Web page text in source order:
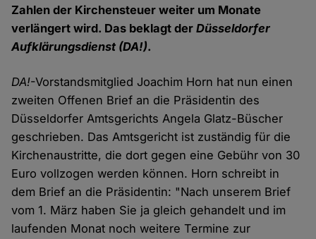
Zahlen der Kirchensteuer weiter um Monate
verlängert wird. Das beklagt derDüsseldorfer
Aufklärungsdienst (DA!).
DA!-Vorstandsmitglied Joachim Horn hat nun einen
zweiten Offenen Brief an die Präsidentin des
Düsseldorfer Amtsgerichts Angela Glatz-Büscher
geschrieben. Das Amtsgericht ist zuständig für die
Kirchenaustritte, die dort gegen eine Gebühr von 30
Euro vollzogen werden können. Horn schreibt in
dem Brief an die Präsidentin: "Nach unserem Brief
vom 1. März haben Sie ja gleich gehandelt und im
laufenden Monat noch weitere Termine zur